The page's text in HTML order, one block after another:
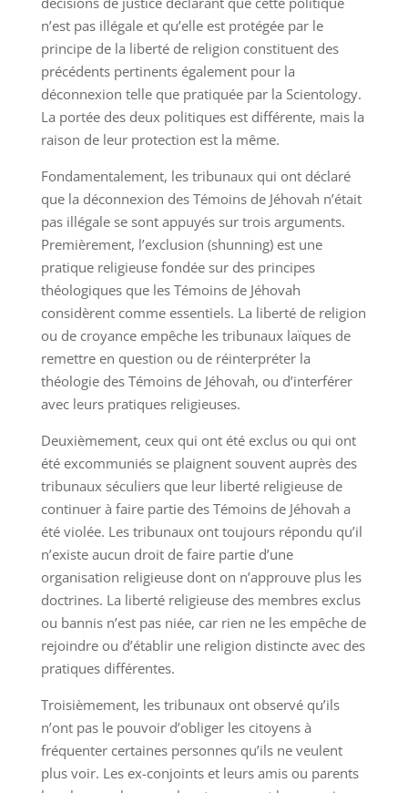
n’est pas illégale et qu’elle est protégée par le
principe de la liberté de religion constituent des
précédents pertinents également pour la
déconnexion telle que pratiquée par la Scientology.
La portée des deux politiques est différente, mais la
raison de leur protection est la même.
Fondamentalement, les tribunaux qui ont déclaré
que la déconnexion des Témoins de Jéhovah n’était
pas illégale se sont appuyés sur trois arguments.
Premièrement, l’exclusion (shunning) est une
pratique religieuse fondée sur des principes
théologiques que les Témoins de Jéhovah
considèrent comme essentiels. La liberté de religion
ou de croyance empêche les tribunaux laïques de
remettre en question ou de réinterpréter la
théologie des Témoins de Jéhovah, ou d’interférer
avec leurs pratiques religieuses.
Deuxièmement, ceux qui ont été exclus ou qui ont
été excommuniés se plaignent souvent auprès des
tribunaux séculiers que leur liberté religieuse de
continuer à faire partie des Témoins de Jéhovah a
été violée. Les tribunaux ont toujours répondu qu’il
n’existe aucun droit de faire partie d’une
organisation religieuse dont on n’approuve plus les
doctrines. La liberté religieuse des membres exclus
ou bannis n’est pas niée, car rien ne les empêche de
rejoindre ou d’établir une religion distincte avec des
pratiques différentes.
Troisièmement, les tribunaux ont observé qu’ils
n’ont pas le pouvoir d’obliger les citoyens à
fréquenter certaines personnes qu’ils ne veulent
plus voir. Les ex-conjoints et leurs amis ou parents